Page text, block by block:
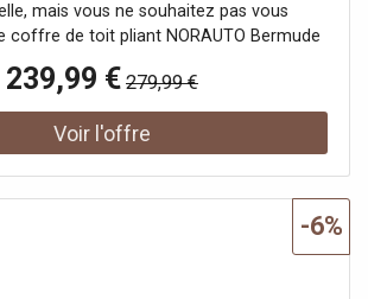
mais vous ne souhaitez pas vous
coffre de toit pliant NORAUTO Bermude
ranger sans trop d'encombrement. Ses
x 45 x 13 cm) vous permettent de le
faites pas de compromis sur la
du ,coffre de toit NORAUTO Bermude
dans son sac de transport fourni. Vous
239,99 € 279,99 €
-6%